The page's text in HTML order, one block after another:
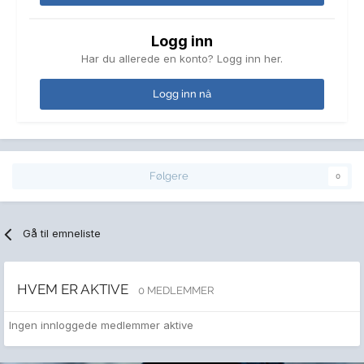
Logg inn
Har du allerede en konto? Logg inn her.
Logg inn nå
Følgere 0
Gå til emneliste
HVEM ER AKTIVE 0 MEDLEMMER
Ingen innloggede medlemmer aktive